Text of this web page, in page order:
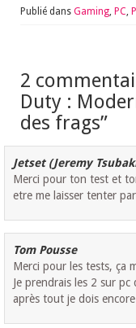
Publié dans Gaming PC
2
Duty :
des frags”
Jetset (Jeremy
Merci pour ton test et
etre me laisser tenter
Tom Pousse
Merci pour les tests, ça
Je prendrais les 2 sur
après tout je dois